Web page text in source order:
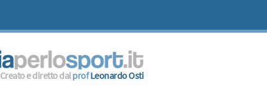
Creato e diretto dalprofLeonardo Osti